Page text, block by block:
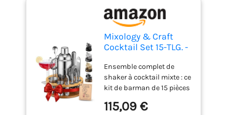
Mixology & Craft
Cocktail Set 15-TLG. -
aus Edelstahl mit
Bar Zubehör - Silber
Ensemble complet de
shaker à cocktail mixte : ce
kit de barman de 15 pièces
essentiels et plus encore,
115,09 €